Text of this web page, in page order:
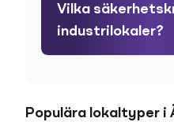
Vilka
industrilokaler?
Populära lokaltyper